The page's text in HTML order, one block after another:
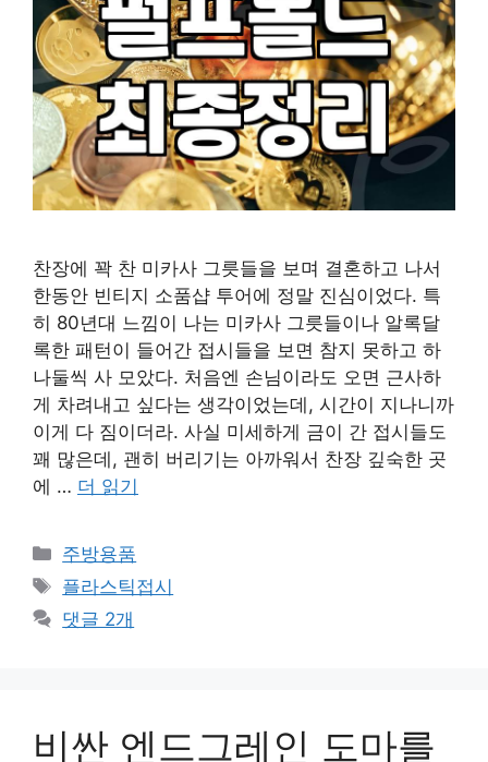
찬장에 꽉 찬 미카사 그릇들을 보며 결혼하고 나서
한동안 빈티지 소품샵 투어에 정말 진심이었다. 특
히 80년대 느낌이 나는 미카사 그릇들이나 알록달
록한 패턴이 들어간 접시들을 보면 참지 못하고 하
나둘씩 사 모았다. 처음엔 손님이라도 오면 근사하
게 차려내고 싶다는 생각이었는데, 시간이 지나니까
이게 다 짐이더라. 사실 미세하게 금이 간 접시들도
꽤 많은데, 괜히 버리기는 아까워서 찬장 깊숙한 곳
에 … 더 읽기
카
테
리
주방용품
태
그
플라스틱접시
댓글 2개
비싼 엔드그레인 도마를